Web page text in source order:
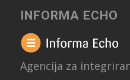
INFORMA ECHO
Agencija za